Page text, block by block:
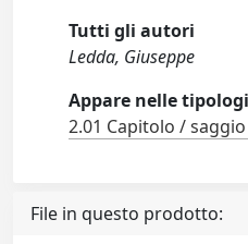
Tutti gli autori
Ledda, Giuseppe
Appare nelle
2.01 Capitolo /
File in questo prodotto: